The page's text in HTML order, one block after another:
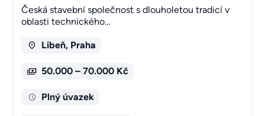
Česká stavební společnost s dlouholetou tradicí v
oblasti technického…
Libeň, Praha
50.000 – 70.000 Kč
Plný úvazek